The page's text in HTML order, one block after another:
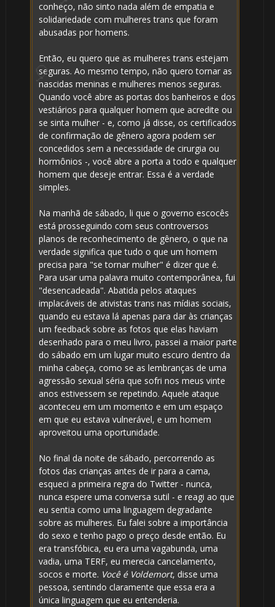
conheço, não sinto nada além de empatia e
solidariedade com mulheres trans que foram
abusadas por homens.
Então, eu quero que as mulheres trans estejam
seguras. Ao mesmo tempo, não quero tornar as
nascidas meninas e mulheres menos seguras.
Quando você abre as portas dos banheiros e dos
vestiários para qualquer homem que acredite ou
se sinta mulher - e, como já disse, os certificados
de confirmação de gênero agora podem ser
concedidos sem a necessidade de cirurgia ou
hormônios -, você abre a porta a todo e qualquer
homem que deseje entrar. Essa é a verdade
simples.
Na manhã de sábado, li que o governo escocês
está prosseguindo com seus controversos
planos de reconhecimento de gênero, o que na
verdade significa que tudo o que um homem
precisa para "se tornar mulher" é dizer que é.
Para usar uma palavra muito contemporânea, fui
"desencadeada". Abatida pelos ataques
implacáveis ​​de ativistas trans nas mídias sociais,
quando eu estava lá apenas para dar às crianças
um feedback sobre as fotos que elas haviam
desenhado para o meu livro, passei a maior parte
do sábado em um lugar muito escuro dentro da
minha cabeça, como se as lembranças de uma
agressão sexual séria que sofri nos meus vinte
anos estivessem se repetindo. Aquele ataque
aconteceu em um momento e em um espaço
em que eu estava vulnerável, e um homem
aproveitou uma oportunidade.
No final da noite de sábado, percorrendo as
fotos das crianças antes de ir para a cama,
esqueci a primeira regra do Twitter - nunca,
nunca espere uma conversa sutil - e reagi ao que
eu sentia como uma linguagem degradante
sobre as mulheres. Eu falei sobre a importância
do sexo e tenho pago o preço desde então. Eu
era transfóbica, eu era uma vagabunda, uma
vadia, uma TERF, eu merecia cancelamento,
socos e morte. Você é Voldemort, disse uma
pessoa, sentindo claramente que essa era a
única linguagem que eu entenderia.
⚡
🎂
🎈
🎂
1️⃣
8️⃣